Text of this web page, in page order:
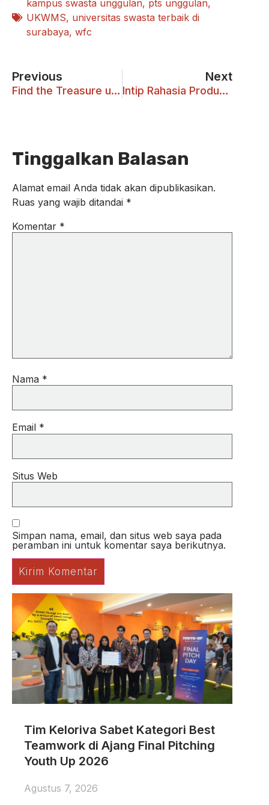
kampus swasta unggulan, pts unggulan,
UKWMS, universitas swasta terbaik di
surabaya, wfc
Previous
Find the Treasure untuk Kenalkan UKWMS Kampus Kota Madiun kepada SMA Negeri 4 Madiun
Next
Intip Rahasia Produksi Film “Agak Laen: Menyala Pantiku!” Langsung dari Produser
Tinggalkan Balasan
Alamat email Anda tidak akan dipublikasikan.
Ruas yang wajib ditandai *
Komentar *
Nama *
Email *
Situs Web
Simpan nama, email, dan situs web saya pada
peramban ini untuk komentar saya berikutnya.
Tim Keloriva Sabet Kategori Best
Teamwork di Ajang Final Pitching
Youth Up 2026
Agustus 7, 2026